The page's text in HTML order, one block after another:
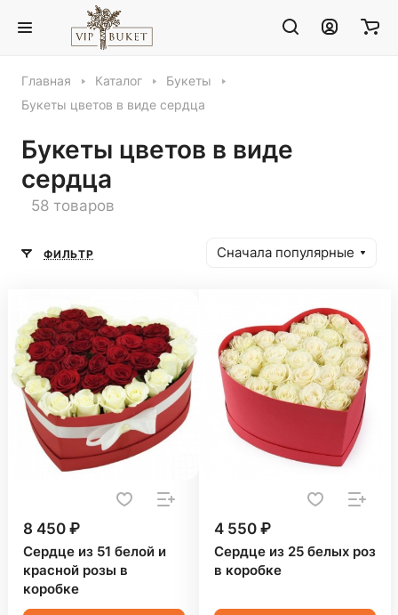
Главная Каталог
Букеты
Букеты цветов в виде сердца
Букеты цветов в виде
сердца
58 товаров
ФИЛЬТР Сначала популярные
8 450 ₽
Сердце из 51 белой и
красной розы в
коробке
4 550 ₽
Сердце из 25 белых роз
в коробке